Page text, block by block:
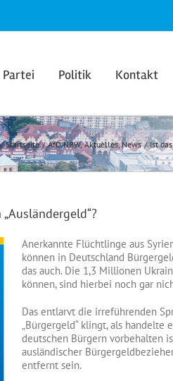
Partei Politik Kontakt
Startseite AfD NRW Aktuelles News Ist
Anerkannte Flüchtlinge aus
können in Deutschland
das auch. Die 1,3 Millionen
können, sind hierbei noch gar
Das entlarvt die irreführenden
„Bürgergeld“ klingt, als handelte
deutschen Bürgern vorbehalten
ausländischer
entfernt sein.